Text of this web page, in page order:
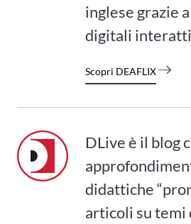
inglese grazie
digitali
Scopri DEAFLIX
DLive è il blog
didattiche
articoli su temi